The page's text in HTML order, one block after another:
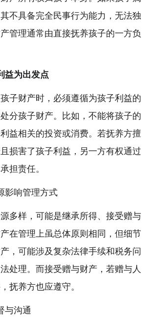
不具备完全民事行为能力，无法独
管理通常由直接抚养孩子的一方负
益为出发点
子财产时，必须遵循为孩子利益的
分孩子财产。比如，不能将孩子的
益相关的投资或消费。若抚养方擅
损害了孩子利益，另一方有权通过
担责任。
影响管理方式
多样，可能是继承所得、接受赠与
在管理上虽总体原则相同，但细节
，可能涉及复杂法律手续和税务问
处理。而接受赠与财产，若赠与人
抚养方也应遵守。
与沟通